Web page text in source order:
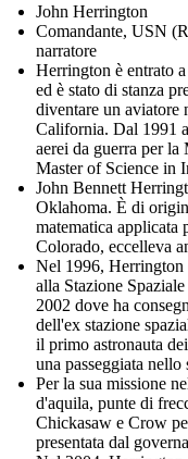
John Herrington
Comandante, USN
narratore
Herrington è entrato
ed è stato di stanza
diventare un
California. Dal 1991
aerei da guerra per
Master of Science in
John Bennett
Oklahoma. È di
matematica
Colorado, eccelleva
Nel 1996, Herrington
alla Stazione
2002 dove ha
dell'ex stazione
il primo astronauta
una passeggiata nello
Per la sua missione
d'aquila, punte di
Chickasaw e Crow
presentata dal